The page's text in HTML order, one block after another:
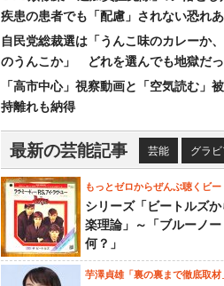
疾患の患者でも「配慮」されない恐れあ
自民党総裁選は「うんこ味のカレーか
のうんこか」 どれを選んでも地獄だ
「高市中心」視察動画と「空気読む」
持離れも納得
最新の芸能記事 芸能 グラビ
もっとゼロからぜんぶ聴くビー
シリーズ「ビートルズ
楽理論」～「ブルーノー
何？」
芋澤貞雄「裏の裏まで徹底取材